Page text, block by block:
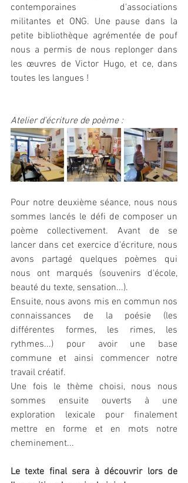
contemporaines d'associations
militantes et ONG. Une pause dans la
petite bibliothèque agrémentée de pouf
nous a permis de nous replonger dans
les œuvres de Victor Hugo, et ce, dans
toutes les langues !
Atelier d'écriture de poème :
Pour notre deuxième séance, nous nous
sommes lancés le défi de composer un
poème collectivement. Avant de se
lancer dans cet exercice d'écriture, nous
avons partagé quelques poèmes qui
nous ont marqués (souvenirs d'école,
beauté du texte, sensation...).
Ensuite, nous avons mis en commun nos
connaissances de la poésie (les
différentes formes, les rimes, les
rythmes...) pour avoir une base
commune et ainsi commencer notre
travail créatif.
Une fois le thème choisi, nous nous
sommes ensuite ouverts à une
exploration lexicale pour finalement
mettre en forme et en mots notre
cheminement...
Le texte final sera à découvrir lors de